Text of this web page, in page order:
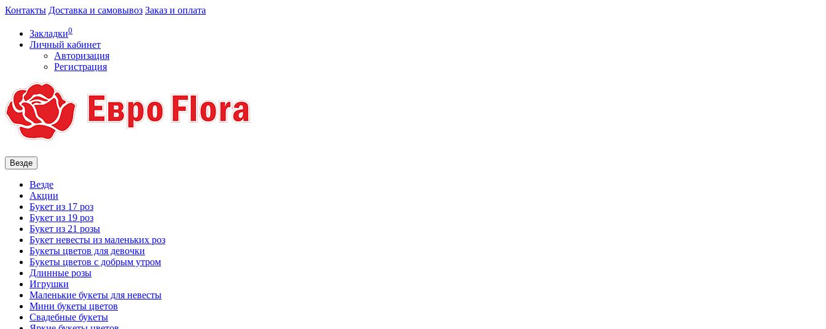
Контакты Доставка и самовывоз Заказ и оплата
Закладки0
Личный кабинет
Авторизация
Регистрация
Везде
Везде
Акции
Букет из 17 роз
Букет из 19 роз
Букет из 21 розы
Букет невесты из маленьких роз
Букеты цветов для девочки
Букеты цветов с добрым утром
Длинные розы
Игрушки
Маленькие букеты для невесты
Мини букеты цветов
Свадебные букеты